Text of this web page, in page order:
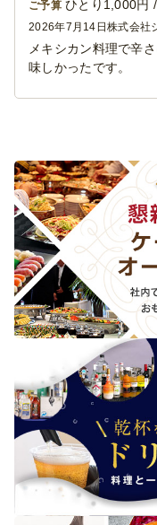
ご予算 ひとり1,000円
2026年7月14日 株式会社
メキシカン料理で辛
味しかったです。
デザートもついてい